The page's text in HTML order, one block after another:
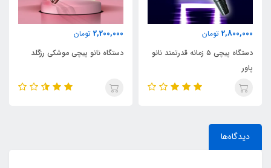
2,200,000
دستگاه نانو پیچی موشکی رزگلد
2,800,000
دستگاه پیچی ۵ زمانه قدرتمند
دیدگاه‌ها